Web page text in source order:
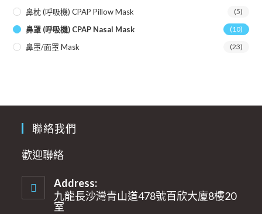
鼻枕 (呼吸機) CPAP Pillow Mask (5)
鼻罩 (呼吸機) CPAP Nasal Mask (10)
鼻罩/面罩 Mask (23)
聯絡我們
歡迎聯絡
Address:
九龍長沙灣青山道478號百欣大廈8樓20
室​